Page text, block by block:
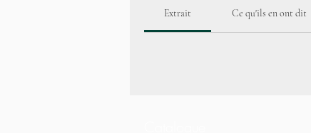
Extrait Ce qu'ils en ont dit